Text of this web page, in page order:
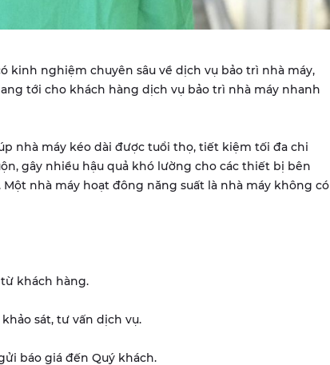
kinh nghiệm chuyên sâu về dịch vụ bảo trì nhà máy,
tới cho khách hàng dịch vụ bảo trì nhà máy nhanh
nhà máy kéo dài được tuổi thọ, tiết kiệm tối đa chi
gây nhiều hậu quả khó lường cho các thiết bị bên
nhà máy hoạt đông năng suất là nhà máy không có
khách hàng.
sát, tư vấn dịch vụ.
báo giá đến Quý khách.